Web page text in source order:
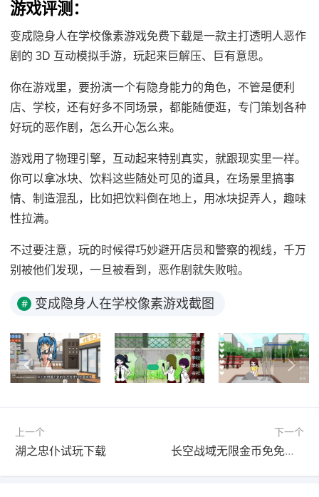
游戏评测：
变成隐身人在学校像素游戏免费下载是一款主打透明人恶作
剧的 3D 互动模拟手游，玩起来巨解压、巨有意思。
你在游戏里，要扮演一个有隐身能力的角色，不管是便利
店、学校，还有好多不同场景，都能随便逛，专门策划各种
好玩的恶作剧，怎么开心怎么来。
游戏用了物理引擎，互动起来特别真实，就跟现实里一样。
你可以拿冰块、饮料这些随处可见的道具，在场景里搞事
情、制造混乱，比如把饮料倒在地上，用冰块捉弄人，趣味
性拉满。
不过要注意，玩的时候得巧妙避开店员和警察的视线，千万
别被他们发现，一旦被看到，恶作剧就失败啦。
# 变成隐身人在学校像素游戏截图
上一个
湖之忠仆试玩下载
下一个
长空战域无限金币免免费下载